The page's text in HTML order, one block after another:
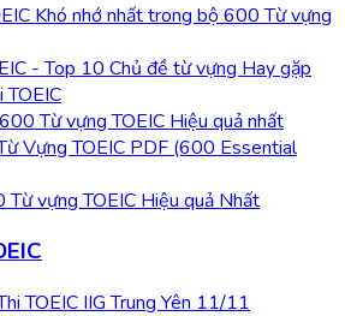
Khó nhớ nhất trong bộ 600 Từ vựng
- Top 10 Chủ đề từ vựng Hay gặp
Từ vựng TOEIC Hiệu quả nhất
Vựng TOEIC PDF (600 Essential
vựng TOEIC Hiệu quả Nhất
TOEIC IIG Trung Yên 11/11